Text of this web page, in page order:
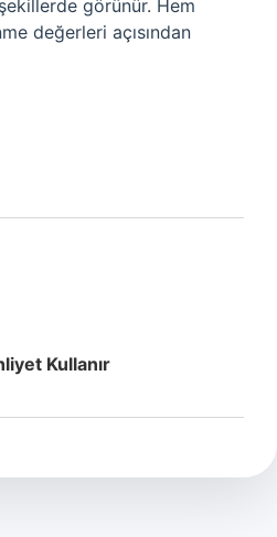
görünür. Hem
değerleri açısından
Kullanır